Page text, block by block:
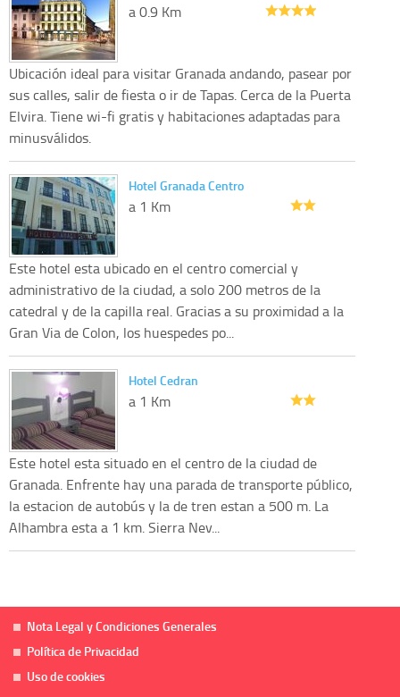
a 0.9 Km
Ubicación ideal para visitar Granada andando, pasear por
sus calles, salir de fiesta o ir de Tapas. Cerca de la Puerta
Elvira. Tiene wi-fi gratis y habitaciones adaptadas para
minusválidos.
Hotel Granada Centro
a 1 Km
Este hotel esta ubicado en el centro comercial y
administrativo de la ciudad, a solo 200 metros de la
catedral y de la capilla real. Gracias a su proximidad a la
Gran Via de Colon, los huespedes po...
Hotel Cedran
a 1 Km
Este hotel esta situado en el centro de la ciudad de
Granada. Enfrente hay una parada de transporte público,
la estacion de autobús y la de tren estan a 500 m. La
Alhambra esta a 1 km. Sierra Nev...
Nota Legal y Condiciones Generales
Política de Privacidad
Uso de cookies